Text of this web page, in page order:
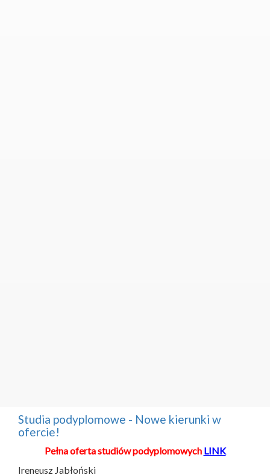
Studia podyplomowe - Nowe kierunki w
ofercie!
Pełna oferta studiów podyplomowych LINK
Ireneusz Jabłoński